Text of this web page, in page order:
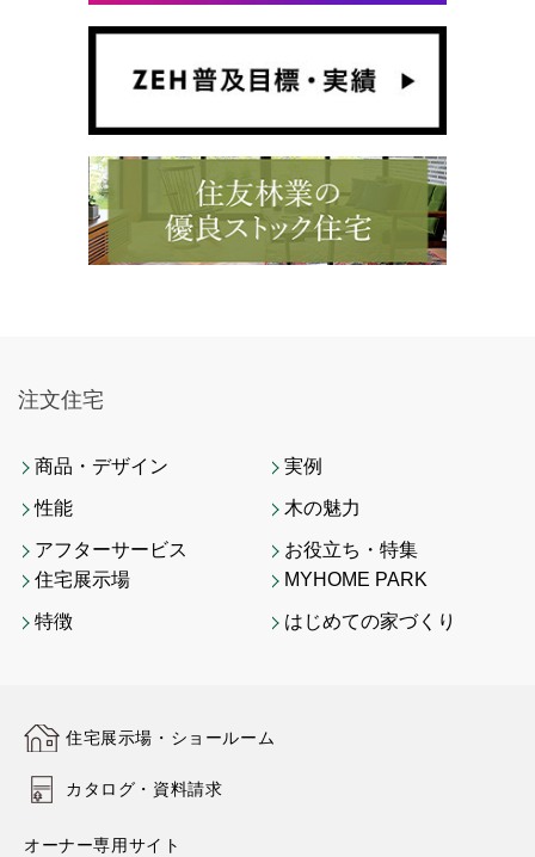
注文住宅
商品・デザイン
性能
アフターサービス
実例
木の魅力
お役立ち・特集
住宅展示場
特徴
MYHOME PARK
はじめての家づくり
住宅展示場・ショールーム
カタログ・資料請求
オーナー専用サイト